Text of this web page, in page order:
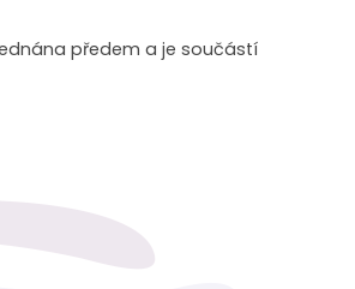
předem a je součástí